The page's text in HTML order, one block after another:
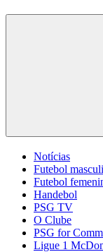
Notícias
Futebol
Futebol
Handebol
PSG TV
O Clube
PSG for
Ligue 1